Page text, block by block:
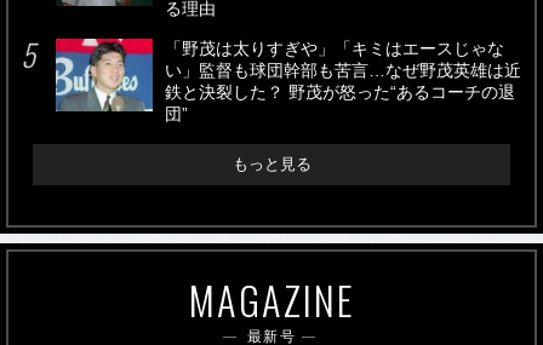
る理由
「野茂は太りすぎや」「キミはエースじゃな
い」監督も球団幹部も苦言…なぜ野茂英雄は近
鉄と決裂した？ 野茂が怒った“あるコーチの退
団”
もっと見る
MAGAZINE
最新号